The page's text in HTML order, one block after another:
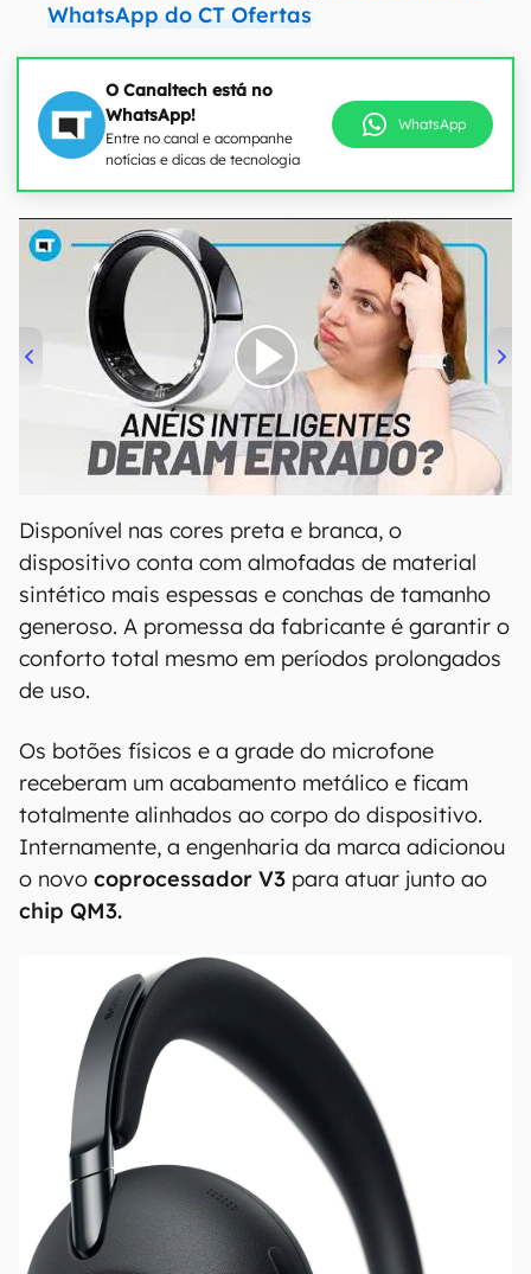
WhatsApp do CT Ofertas
O Canaltech está no
WhatsApp!
Entre no canal e acompanhe
notícias e dicas de tecnologia
WhatsApp
00:00/21:11
Disponível nas cores preta e branca, o
dispositivo conta com almofadas de material
sintético mais espessas e conchas de tamanho
generoso. A promessa da fabricante é garantir o
conforto total mesmo em períodos prolongados
de uso.
Os botões físicos e a grade do microfone
receberam um acabamento metálico e ficam
totalmente alinhados ao corpo do dispositivo.
Internamente, a engenharia da marca adicionou
o novo coprocessador V3 para atuar junto ao
chip QM3.